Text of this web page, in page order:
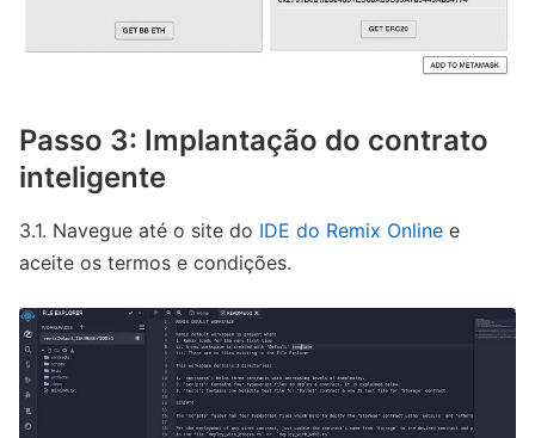
Passo 3: Implantação do contrato
inteligente
3.1. Navegue até o site do IDE do Remix Online e
aceite os termos e condições.